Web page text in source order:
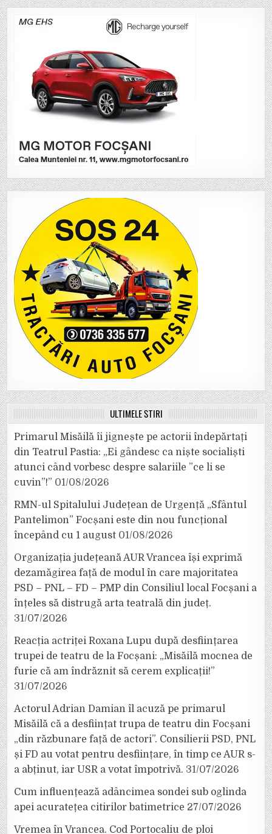
ULTIMELE ȘTIRI
Primarul Misăilă îi jignește pe actorii îndepărtați
din Teatrul Pastia: „Ei gândesc ca niște socialiști
atunci când vorbesc despre salariile ”ce li se
cuvin”!” 01/08/2026
RMN-ul Spitalului Județean de Urgență „Sfântul
Pantelimon” Focșani este din nou funcțional
începând cu 1 august 01/08/2026
Organizația județeană AUR Vrancea își exprimă
dezamăgirea față de modul în care majoritatea
PSD – PNL – FD – PMP din Consiliul local Focșani a
înțeles să distrugă arta teatrală din județ.
31/07/2026
Reacția actriței Roxana Lupu după desființarea
trupei de teatru de la Focșani: „Misăilă mocnea de
furie că am îndrăznit să cerem explicații!”
31/07/2026
Actorul Adrian Damian îl acuză pe primarul
Misăilă că a desființat trupa de teatru din Focșani
„din răzbunare față de actori”. Consilierii PSD, PNL
și FD au votat pentru desființare, în timp ce AUR s-
a abținut, iar USR a votat împotrivă. 31/07/2026
Cum influențează adâncimea sondei sub oglinda
apei acuratețea citirilor batimetrice 27/07/2026
Vremea în Vrancea. Cod Portocaliu de ploi